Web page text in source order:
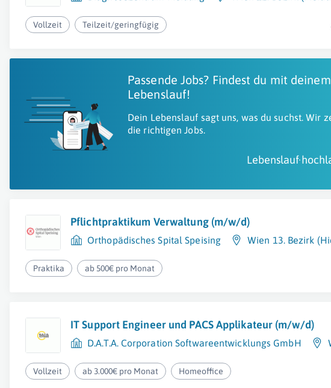
Vollzeit Teilzeit/geringfügig
Passende Jobs? Findest du mit deinem
Lebenslauf!
Dein Lebenslauf sagt uns, was du suchst. Wir
die richtigen Jobs.
Lebenslauf
Pflichtpraktikum Verwaltung (m/w/d)
Orthopädisches Spital Speising Wien 13. Bezirk
Praktika ab 500€ pro Monat
IT Support Engineer und PACS Applikateur (m/w/d)
D.A.T.A. Corporation Softwareentwicklungs GmbH
Vollzeit ab 3.000€ pro Monat Homeoffice